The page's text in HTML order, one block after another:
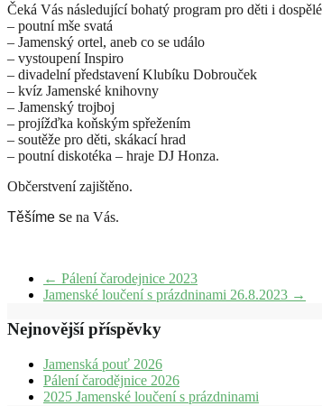
Čeká Vás následující bohatý program pro děti i
– poutní mše svatá
– Jamenský ortel, aneb co se událo
– vystoupení Inspiro
– divadelní představení Klubíku Dobrouček
– kvíz Jamenské knihovny
– Jamenský trojboj
– projížďka koňským spřežením
– soutěže pro děti, skákací hrad
– poutní diskotéka – hraje DJ Honza.
Občerstvení zajištěno.
Těšíme se na Vás.
← Pálení čarodejnice 2023
Jamenské loučení s prázdninami 26.8.2023 →
Nejnovější příspěvky
Jamenská pouť 2026
Pálení čarodějnice 2026
2025 Jamenské loučení s prázdninami